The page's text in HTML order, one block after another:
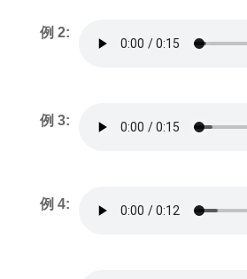
例 2:
例 3:
例 4: